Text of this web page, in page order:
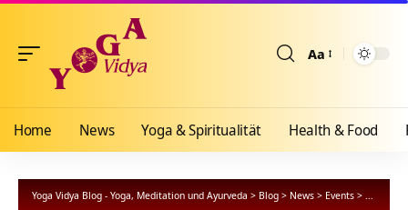
Aa
Home News Yoga & Spiritualität Health & Food
Yoga Vidya Blog - Yoga, Meditation und Ayurveda > Blog > News > Events > Wer hat